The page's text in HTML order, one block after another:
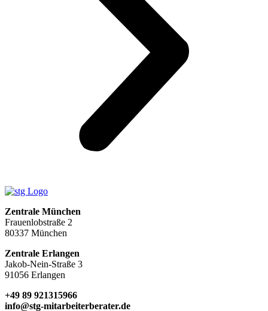
Zentrale München
Frauenlobstraße 2
80337 München
Zentrale Erlangen
Jakob-Nein-Straße 3
91056 Erlangen
+49 89 921315966
info@stg-mitarbeiterberater.de